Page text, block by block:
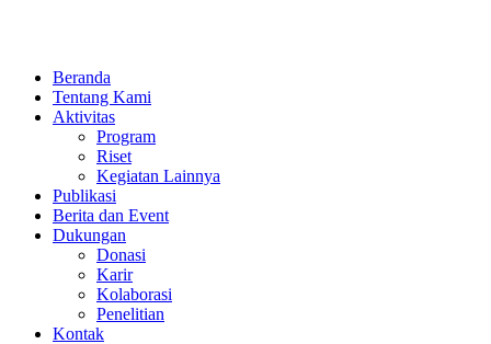
Beranda
Tentang Kami
Aktivitas
Program
Riset
Kegiatan Lainnya
Publikasi
Berita dan Event
Dukungan
Donasi
Karir
Kolaborasi
Penelitian
Kontak